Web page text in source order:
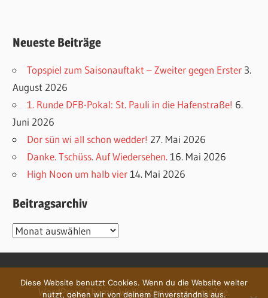
Neueste Beiträge
Topspiel zum Saisonauftakt – Zweiter gegen Erster 3.
August 2026
1. Runde DFB-Pokal: St. Pauli in die Hafenstraße! 6.
Juni 2026
Dor sün wi all schon wedder! 27. Mai 2026
Danke. Tschüss. Auf Wiedersehen. 16. Mai 2026
High Noon um halb vier 14. Mai 2026
Beitragsarchiv
Beitragsarchiv
WordPress-Theme: Wellington von ThemeZee.
Diese Website benutzt Cookies. Wenn du die Website weiter
nutzt, gehen wir von deinem Einverständnis aus.